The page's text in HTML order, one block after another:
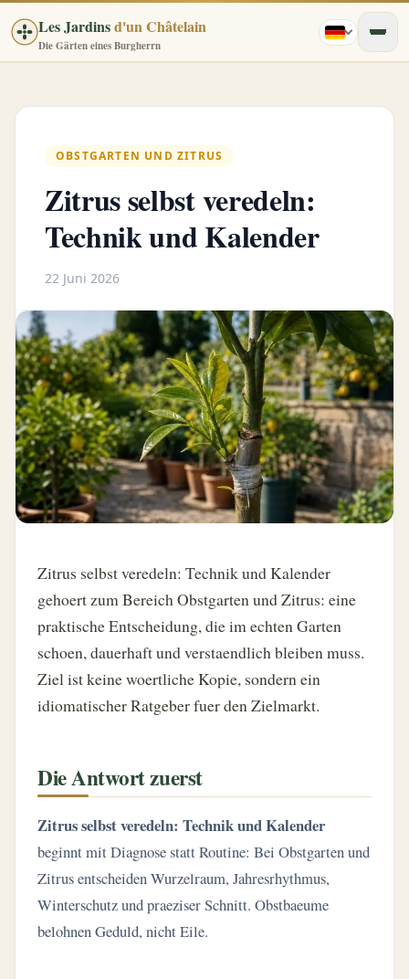
Les Jardinsd'un Châtelain
Die Gärten eines Burgherrn
OBSTGARTEN UND ZITRUS
Zitrus selbst veredeln:
Technik und Kalender
22 Juni 2026
Zitrus selbst veredeln: Technik und Kalender
gehoert zum Bereich Obstgarten und Zitrus: eine
praktische Entscheidung, die im echten Garten
schoen, dauerhaft und verstaendlich bleiben muss.
Ziel ist keine woertliche Kopie, sondern ein
idiomatischer Ratgeber fuer den Zielmarkt.
Die Antwort zuerst
Zitrus selbst veredeln: Technik und Kalender
beginnt mit Diagnose statt Routine: Bei Obstgarten und
Zitrus entscheiden Wurzelraum, Jahresrhythmus,
Winterschutz und praeziser Schnitt. Obstbaeume
belohnen Geduld, nicht Eile.